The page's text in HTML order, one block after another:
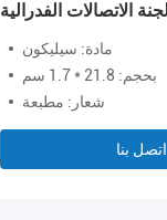
الاتصالات الفدرالية
مادة: سيليكون
بحجم: 21.8 * 1.7 سم
شعار: مطبعة
اتصل بنا